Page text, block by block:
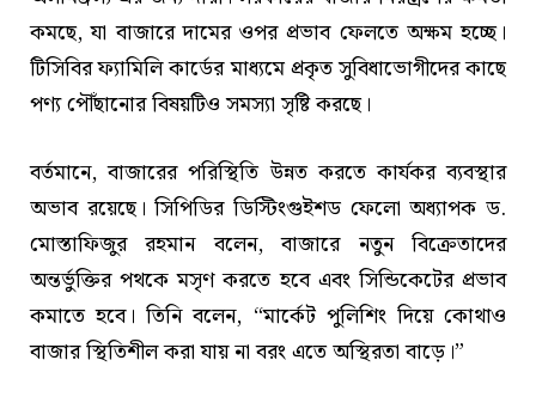
কমছে, যা বাজারে দামের ওপর প্রভাব ফেলতে অক্ষম হচ্ছে।
টিসিবির ফ্যামিলি কার্ডের মাধ্যমে প্রকৃত সুবিধাভোগীদের কাছে
পণ্য পৌঁছানোর বিষয়টিও সমস্যা সৃষ্টি করছে।
বর্তমানে, বাজারের পরিস্থিতি উন্নত করতে কার্যকর ব্যবস্থার
অভাব রয়েছে। সিপিডির ডিস্টিংগুইশড ফেলো অধ্যাপক ড.
মোস্তাফিজুর রহমান বলেন, বাজারে নতুন বিক্রেতাদের
অন্তর্ভুক্তির পথকে মসৃণ করতে হবে এবং সিন্ডিকেটের প্রভাব
কমাতে হবে। তিনি বলেন, “মার্কেট পুলিশিং দিয়ে কোথাও
বাজার স্থিতিশীল করা যায় না বরং এতে অস্থিরতা বাড়ে।”